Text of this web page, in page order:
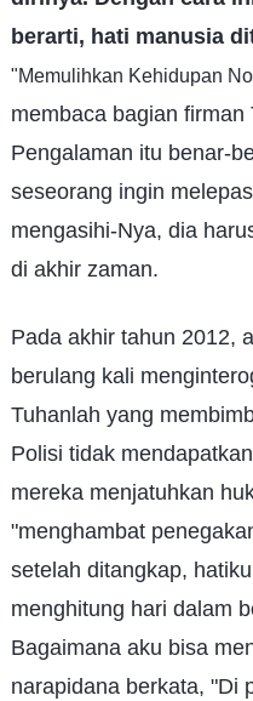
berarti, hati manusia
"Memulihkan Kehidupan
membaca bagian
Pengalaman itu benar-
seseorang ingin
mengasihi-Nya, dia
di akhir zaman.
Pada akhir tahun 2012,
berulang kali
Tuhanlah yang
Polisi tidak
mereka menjatuhkan
"menghambat
setelah ditangkap,
menghitung hari dalam
Bagaimana aku bisa
narapidana berkata, "Di